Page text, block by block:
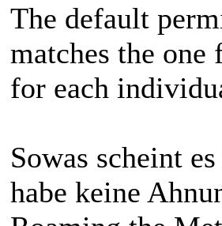
The default
matches the
for each
Sowas scheint
habe keine